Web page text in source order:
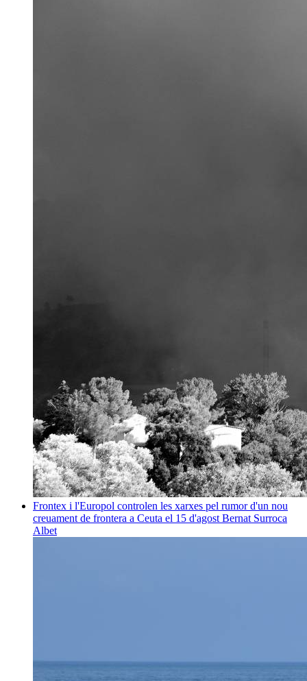
Frontex i l'Europol controlen les xarxes pel rumor d'un nou
creuament de frontera a Ceuta el 15 d'agost Bernat Surroca
Albet